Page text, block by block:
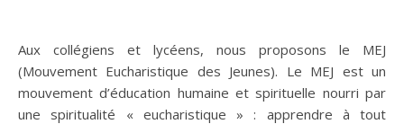
Aux collégiens et lycéens, nous proposons le MEJ
(Mouvement Eucharistique des Jeunes). Le MEJ est un
mouvement d’éducation humaine et spirituelle nourri par
une spiritualité « eucharistique » : apprendre à tout